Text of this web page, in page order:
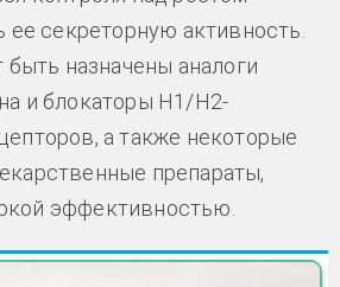
ее секреторную активность.
быть назначены аналоги
и блокаторы Н1/Н2-
а также некоторые
препараты,
эффективностью.